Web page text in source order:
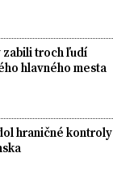
zabili troch ľudí
hlavného mesta
hraničné kontroly